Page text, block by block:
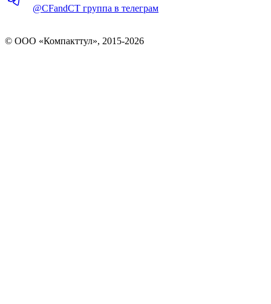
@CFandCT группа в телеграм
© OOO «Компакттул», 2015-2026